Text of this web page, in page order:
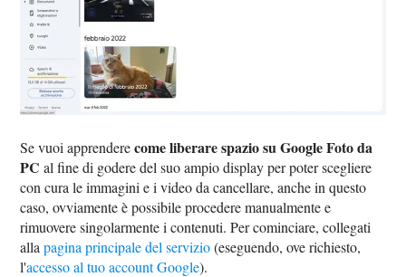
Se vuoi apprenderecome liberare spazio su Google Foto da
PC al fine di godere del suo ampio display per poter scegliere
con cura le immagini e i video da cancellare, anche in questo
caso, ovviamente è possibile procedere manualmente e
rimuovere singolarmente i contenuti. Per cominciare, collegati
allapagina principale del servizio(eseguendo, ove richiesto,
l'accesso al tuo account Google).